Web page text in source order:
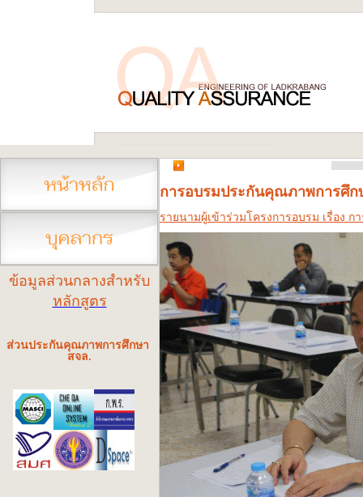
ข้อมูลส่วนกลางสำหรับ
หลักสูตร
ส่วนประกันคุณภาพการศึกษา
สจล.
การอบรมประกันคุณภาพการศึก
รายนามผู้เข้าร่วมโครงการอบรม เรื่อง